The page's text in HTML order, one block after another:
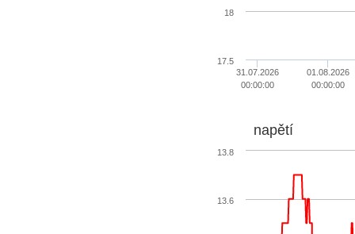
31.07.2026
00:00:00
01.08.2026
00:00:00
17.5
18
napětí
13.6
13.8